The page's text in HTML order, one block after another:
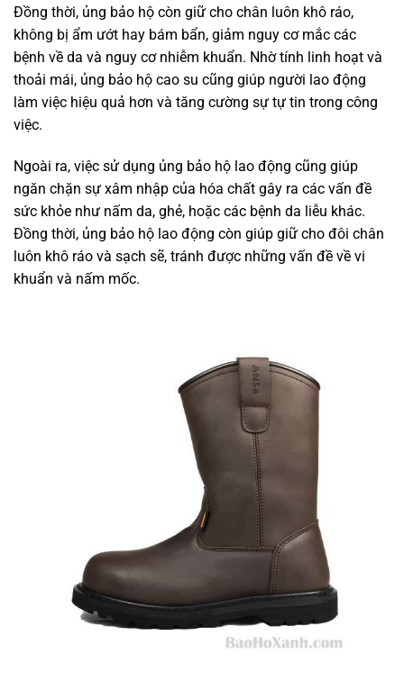
Đồng thời, ủng bảo hộ còn giữ cho chân luôn khô ráo,
không bị ẩm ướt hay bám bẩn, giảm nguy cơ mắc các
bệnh về da và nguy cơ nhiễm khuẩn. Nhờ tính linh hoạt và
thoải mái, ủng bảo hộ cao su cũng giúp người lao động
làm việc hiệu quả hơn và tăng cường sự tự tin trong công
việc.
Ngoài ra, việc sử dụng ủng bảo hộ lao động cũng giúp
ngăn chặn sự xâm nhập của hóa chất gây ra các vấn đề
sức khỏe như nấm da, ghẻ, hoặc các bệnh da liễu khác.
Đồng thời, ủng bảo hộ lao động còn giúp giữ cho đôi chân
luôn khô ráo và sạch sẽ, tránh được những vấn đề về vi
khuẩn và nấm mốc.